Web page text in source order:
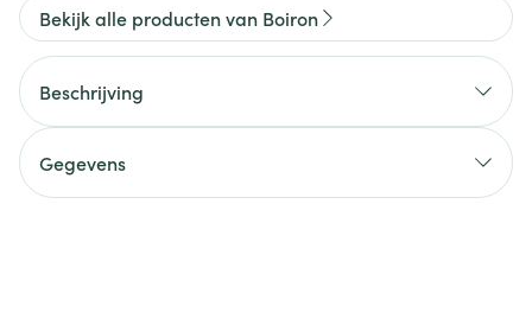
Bekijk alle producten van Boiron
Beschrijving
Gegevens